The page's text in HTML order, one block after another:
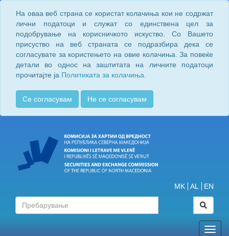
На оваа веб страна се користат колачиња кои не содржат
лични податоци и служат со единствена цел за
подобрување на корисничкото искуство. Со Вашето
присуство на веб страната се подразбира дека се
согласувате за користењето на овие колачиња. За повеќе
детали во однос на заштитата на личните податоци
прочитајте ја Политиката за колачиња.
Се согласувам Не се согласувам
MK AL EN